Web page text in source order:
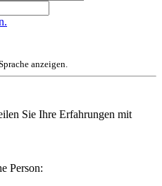
anzeigen.
Sie Ihre Erfahrungen mit
Person: